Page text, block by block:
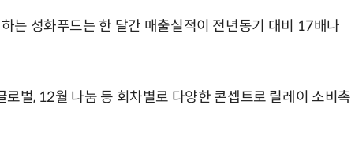
는 성화푸드는 한 달간 매출실적이 전년동기 대비 17배나
벌, 12월 나눔 등 회차별로 다양한 콘셉트로 릴레이 소비촉